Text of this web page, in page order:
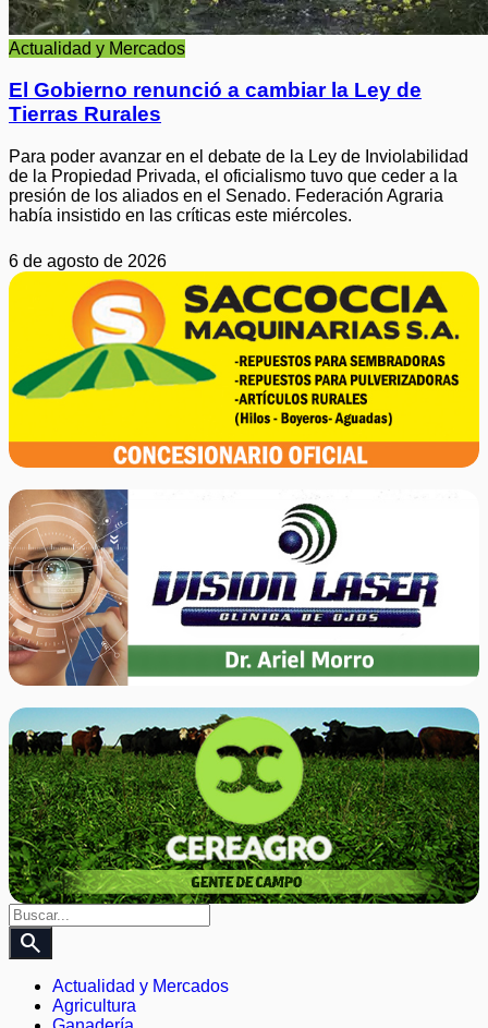
Actualidad y Mercados
El Gobierno renunció a cambiar la Ley de
Tierras Rurales
Para poder avanzar en el debate de la Ley de Inviolabilidad
de la Propiedad Privada, el oficialismo tuvo que ceder a la
presión de los aliados en el Senado. Federación Agraria
había insistido en las críticas este miércoles.
6 de agosto de 2026
search
Actualidad y Mercados
Agricultura